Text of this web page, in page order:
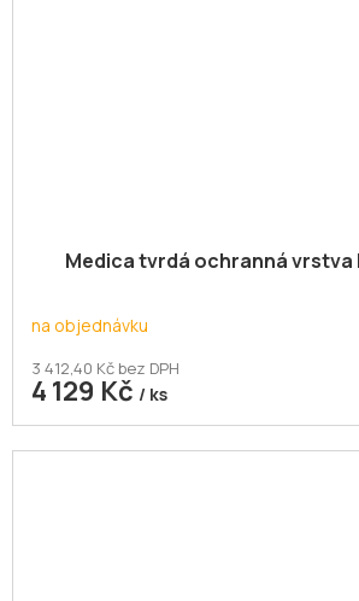
Medica tvrdá ochranná vrstva
na objednávku
3 412,40 Kč bez DPH
4 129 Kč / ks